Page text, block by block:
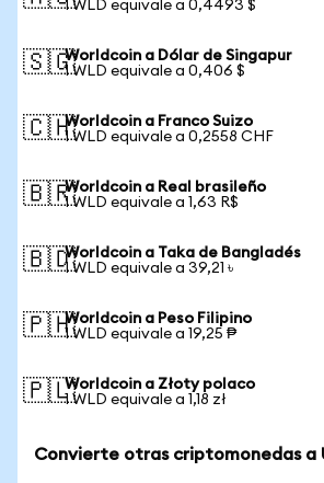
1 WLD equivale a 0,4493 $
🇸🇬Worldcoin a Dólar de Singapur
1 WLD equivale a 0,406 $
🇨🇭Worldcoin a Franco Suizo
1 WLD equivale a 0,2558 CHF
🇧🇷Worldcoin a Real brasileño
1 WLD equivale a 1,63 R$
🇧🇩Worldcoin a Taka de Bangladés
1 WLD equivale a 39,21 ৳
🇵🇭Worldcoin a Peso Filipino
1 WLD equivale a 19,25 ₱
🇵🇱Worldcoin a Złoty polaco
1 WLD equivale a 1,18 zł
Convierte otras criptomonedas a